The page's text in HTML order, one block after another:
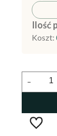
Ilość
Koszt:
-